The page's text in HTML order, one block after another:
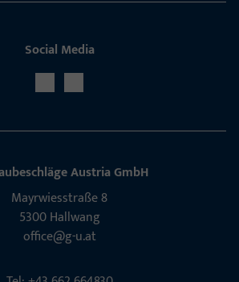
Social Media
Aus­tria GmbH
Mayrwies­straße 8
5300 Hall­wang
office@g-u.at